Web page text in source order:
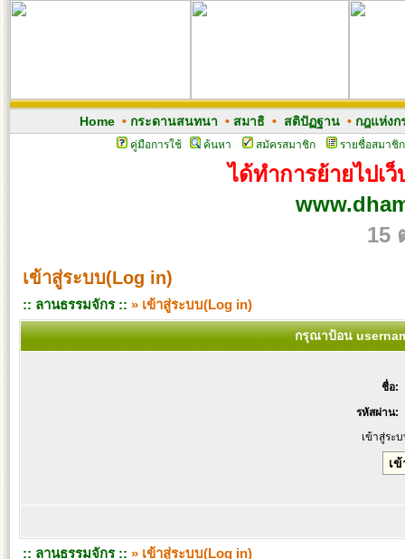
Home• กระดานสนทนา • สมาธิ• สติปัฏฐาน• กฎแห่งก
คู่มือการใช้ ค้นหา สมัครสมาชิก รายชื่อสมาชิก
ได้ทำการย้ายไปเ
15
เข้าสู่ระบบ(Log in)
:: ลานธรรมจักร :: » เข้าสู่ระบบ(Log in)
กรุณาป้อน
ชื่อ:
รหัสผ่าน:
เข้าสู่ระ
:: ลานธรรมจักร :: » เข้าสู่ระบบ(Log in)